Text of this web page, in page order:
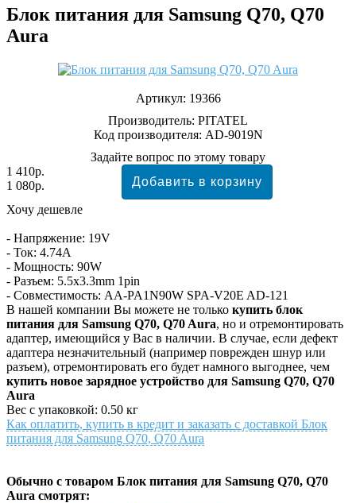
Блок питания для Samsung Q70, Q70
Aura
Артикул: 19366
Производитель: PITATEL
Код производителя: AD-9019N
Задайте вопрос по этому товару
1 410р.
1 080р.
Хочу дешевле
- Напряжение: 19V
- Ток: 4.74A
- Мощность: 90W
- Разъем: 5.5x3.3mm 1pin
- Совместимость: AA-PA1N90W SPA-V20E AD-121
В нашей компании Вы можете не только купить блок
питания для Samsung Q70, Q70 Aura, но и отремонтировать
адаптер, имеющийся у Вас в наличии. В случае, если дефект
адаптера незначительный (например поврежден шнур или
разъем), отремонтировать его будет намного выгоднее, чем
купить новое зарядное устройство для Samsung Q70, Q70
Aura
Вес с упаковкой: 0.50 кг
Как оплатить, купить в кредит и заказать с доставкой Блок
питания для Samsung Q70, Q70 Aura
Обычно с товаром Блок питания для Samsung Q70, Q70
Aura смотрят: